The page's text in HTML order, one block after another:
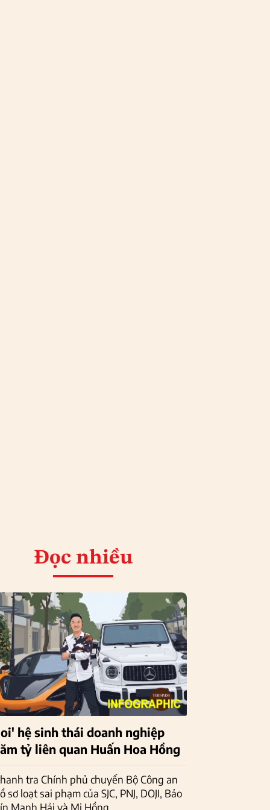
Đọc nhiều
hệ sinh thái doanh nghiệp
tỷ liên quan Huấn Hoa Hồng
tra Chính phủ chuyển Bộ Công an
sơ loạt sai phạm của SJC, PNJ, DOJI, Bảo
Mạnh Hải và Mi Hồng